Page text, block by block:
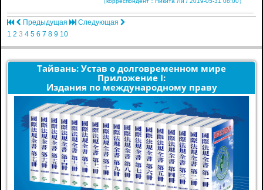
Предыдущая
Следующая
1 2 3 4 5 6 7 8 9 10
Тайвань: Устав о долговременном мире
Приложение I:
Издания по международному праву